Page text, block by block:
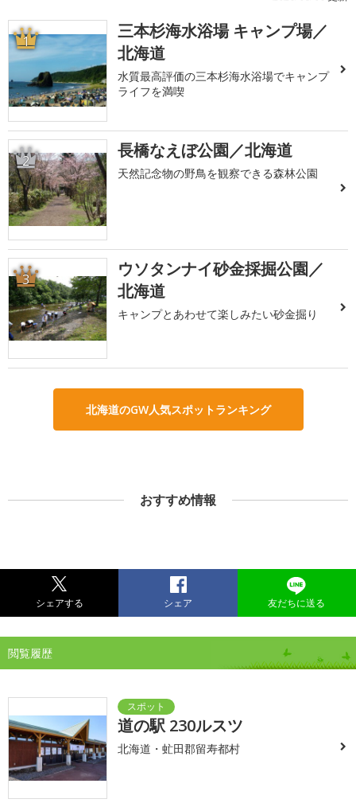
1
三本杉海水浴場 キャンプ場／
北海道
水質最高評価の三本杉海水浴場でキャンプ
ライフを満喫
2 長橋なえぼ公園／北海道
天然記念物の野鳥を観察できる森林公園
3
ウソタンナイ砂金採掘公園／
北海道
キャンプとあわせて楽しみたい砂金掘り
北海道のGW人気スポットランキング
おすすめ情報
シェアする シェア 友だちに送る
閲覧履歴
道の駅 230ルスツ
北海道・虻田郡留寿都村